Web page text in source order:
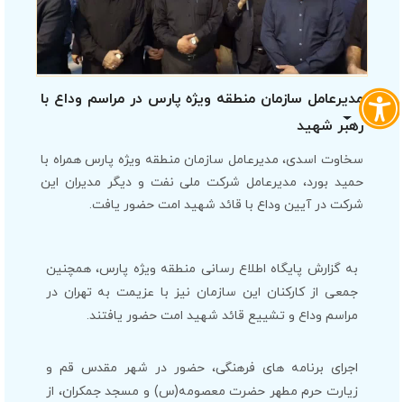
مدیرعامل سازمان منطقه ویژه پارس در مراسم وداع با
رهبر شهید
سخاوت اسدی، مدیرعامل سازمان منطقه ویژه پارس همراه با
حمید بورد، مدیرعامل شرکت ملی نفت و دیگر مدیران این
شرکت در آیین وداع با قائد شهید امت حضور یافت.
به گزارش پایگاه اطلاع رسانی منطقه ویژه پارس، همچنین
جمعی از کارکنان این سازمان نیز با عزیمت به تهران در
مراسم وداع و تشییع قائد شهید امت حضور یافتند.
اجرای برنامه های فرهنگی، حضور در شهر مقدس قم و
زیارت حرم مطهر حضرت معصومه(س) و مسجد جمکران، از